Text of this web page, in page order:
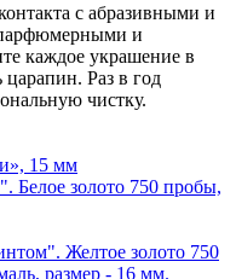
с абразивными и
и
каждое украшение в
царапин. Раз в год
чистку.
15 мм
Белое золото 750 пробы,
Желтое золото 750
размер - 16 мм.